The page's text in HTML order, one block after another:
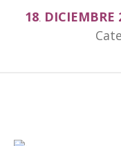
18. DICIEMBRE